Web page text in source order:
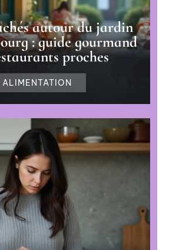
autour du jardin
: guide gourmand
proches
ALIMENTATION